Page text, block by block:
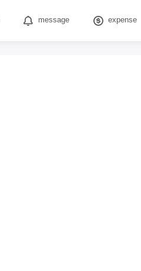
message expense